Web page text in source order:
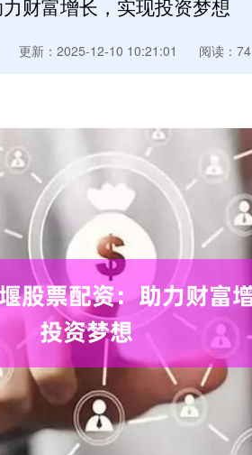
财富增长，实现投资梦想
更新：2025-12-10 10:21:01 阅读：74